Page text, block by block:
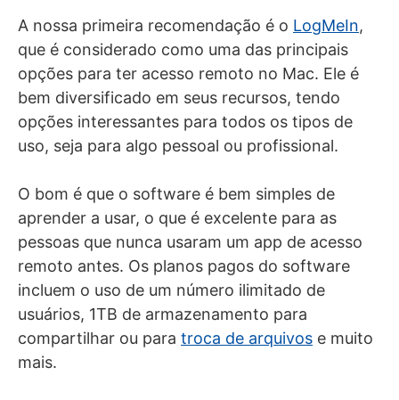
A nossa primeira recomendação é o LogMeIn,
que é considerado como uma das principais
opções para ter acesso remoto no Mac. Ele é
bem diversificado em seus recursos, tendo
opções interessantes para todos os tipos de
uso, seja para algo pessoal ou profissional.
O bom é que o software é bem simples de
aprender a usar, o que é excelente para as
pessoas que nunca usaram um app de acesso
remoto antes. Os planos pagos do software
incluem o uso de um número ilimitado de
usuários, 1TB de armazenamento para
compartilhar ou para troca de arquivos e muito
mais.